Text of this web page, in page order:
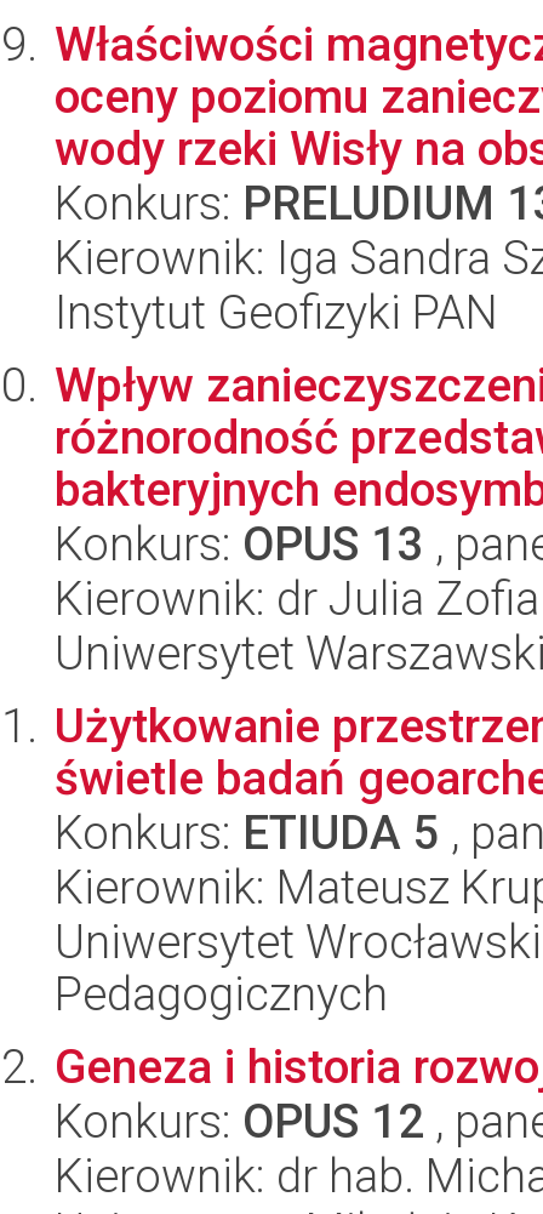
Właściwości
oceny poziomu
wody rzeki Wisły na
Konkurs: PRELUDIUM
Kierownik: Iga Sandra
Instytut Geofizyki PAN
Wpływ
różnorodność
bakteryjnych
Konkurs: OPUS 13 ,
Kierownik: dr Julia
Uniwersytet
Użytkowanie
świetle badań
Konkurs: ETIUDA 5 ,
Kierownik: Mateusz
Uniwersytet
Pedagogicznych
Geneza i historia
Konkurs: OPUS 12 ,
Kierownik: dr hab.